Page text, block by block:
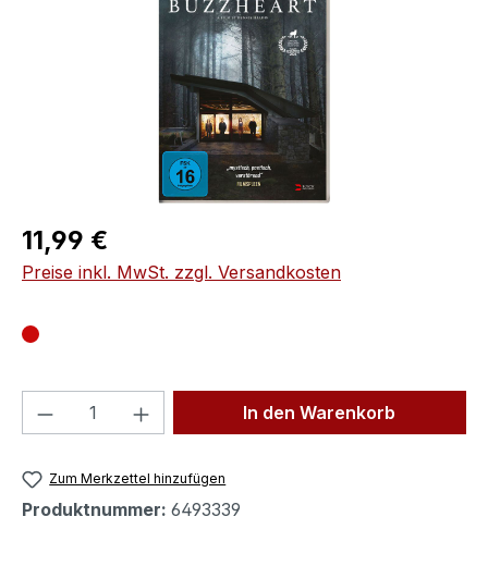
Regulärer Preis:
11,99 €
Preise inkl. MwSt. zzgl. Versandkosten
Produkt Anzahl: Gib denIn den Warenkorb
Zum Merkzettel hinzufügen
Produktnummer: 6493339